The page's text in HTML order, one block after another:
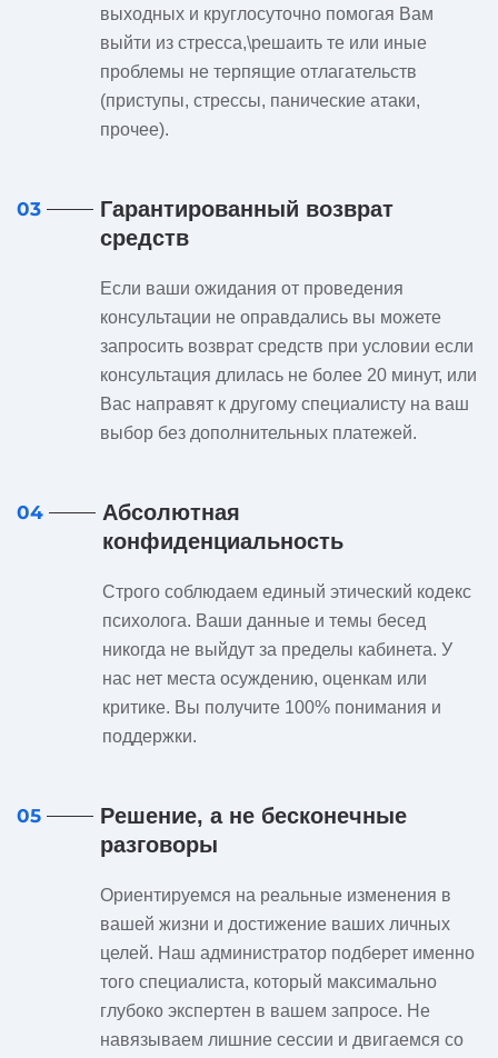
выходных и круглосуточно помогая Вам
выйти из стресса,\решаить те или иные
проблемы не терпящие отлагательств
(приступы, стрессы, панические атаки,
прочее).
03
Гарантированный возврат
средств
Если ваши ожидания от проведения
консультации не оправдались вы можете
запросить возврат средств при условии если
консультация длилась не более 20 минут, или
Вас направят к другому специалисту на ваш
выбор без дополнительных платежей.
04
Абсолютная
конфиденциальность
Строго соблюдаем единый этический кодекс
психолога. Ваши данные и темы бесед
никогда не выйдут за пределы кабинета. У
нас нет места осуждению, оценкам или
критике. Вы получите 100% понимания и
поддержки.
05
Решение, а не бесконечные
разговоры
Ориентируемся на реальные изменения в
вашей жизни и достижение ваших личных
целей. Наш администратор подберет именно
того специалиста, который максимально
глубоко экспертен в вашем запросе. Не
навязываем лишние сессии и двигаемся со